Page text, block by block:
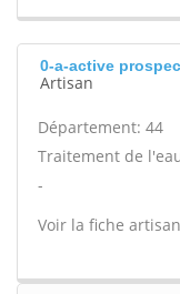
0-a-active
Artisan
Département: 44
Traitement de
-
Voir la fiche